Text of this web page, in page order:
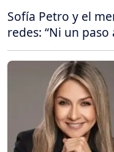
Sofía Petro y el
redes: “Ni un paso